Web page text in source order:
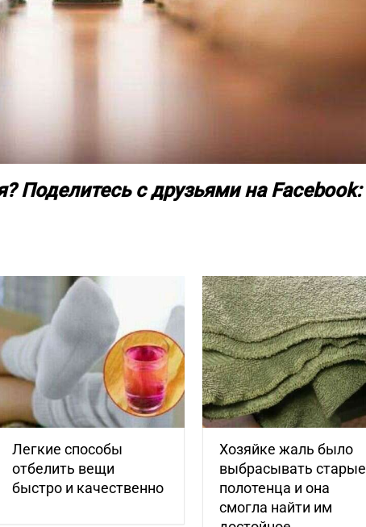
Поделитесь с друзьями на Facebook:
Легкие способы
отбелить вещи
быстро и качественно
Хозяйке жаль было
выбрасывать старые
полотенца и она
смогла найти им